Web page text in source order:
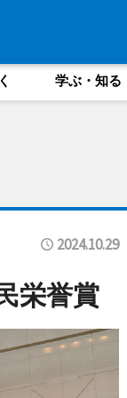
学ぶ・知る
2024.10.29
栄誉賞